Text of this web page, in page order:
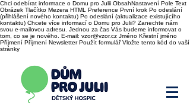
Chci odebírat informace o Domu pro Julii ObsahNastavení Pole Text
Obrázek Tlačítko Mezera HTML Preference První krok Po odeslání
(přihlášení nového kontaktu) Po odeslání (aktualizace existujícího
kontaktu) Chcete více informací o Domu pro Julii? Zanechte nám
svou e-mailovou adresu. Jednou za čas Vás budeme informovat o
tom, co se je nového. E-mail: vzor@vzor.cz Jméno Křestní jméno
Příjmení Příjmení Newsletter Použít formulář Vložte tento kód do vaší
stránky